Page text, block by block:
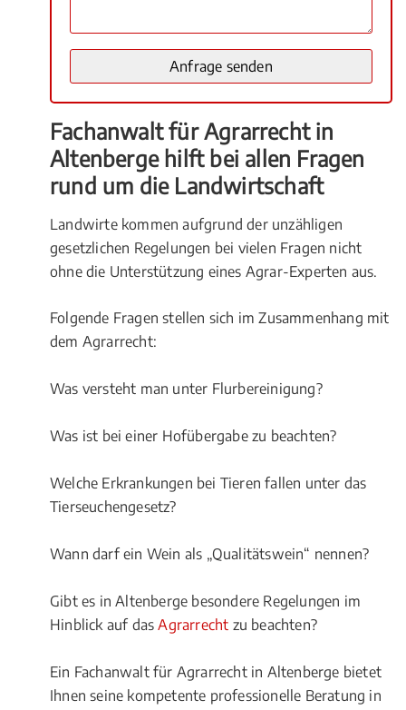
Fachanwalt für Agrarrecht in
Altenberge hilft bei allen Fragen
rund um die Landwirtschaft
Landwirte kommen aufgrund der unzähligen
gesetzlichen Regelungen bei vielen Fragen nicht
ohne die Unterstützung eines Agrar-Experten aus.
Folgende Fragen stellen sich im Zusammenhang mit
dem Agrarrecht:
Was versteht man unter Flurbereinigung?
Was ist bei einer Hofübergabe zu beachten?
Welche Erkrankungen bei Tieren fallen unter das
Tierseuchengesetz?
Wann darf ein Wein als „Qualitätswein“ nennen?
Gibt es in Altenberge besondere Regelungen im
Hinblick auf dasAgrarrecht zu beachten?
Ein Fachanwalt für Agrarrecht in Altenberge bietet
Ihnen seine kompetente professionelle Beratung in